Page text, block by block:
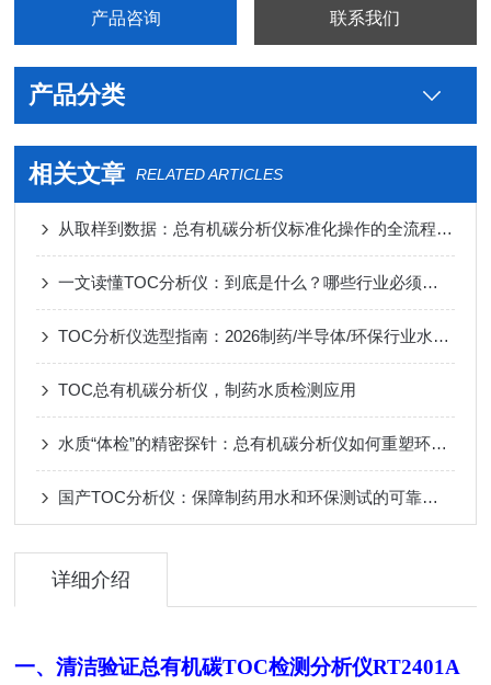
产品咨询 联系我们
产品分类
相关文章 RELATED ARTICLES
从取样到数据：总有机碳分析仪标准化操作的全流程解析
一文读懂TOC分析仪：到底是什么？哪些行业必须要用？
TOC分析仪选型指南：2026制药/半导体/环保行业水质检测一步到位
TOC总有机碳分析仪，制药水质检测应用
水质“体检”的精密探针：总有机碳分析仪如何重塑环境监测
国产TOC分析仪：保障制药用水和环保测试的可靠工具
详细介绍
一、清洁验证总有机碳TOC检测分析仪RT2401A